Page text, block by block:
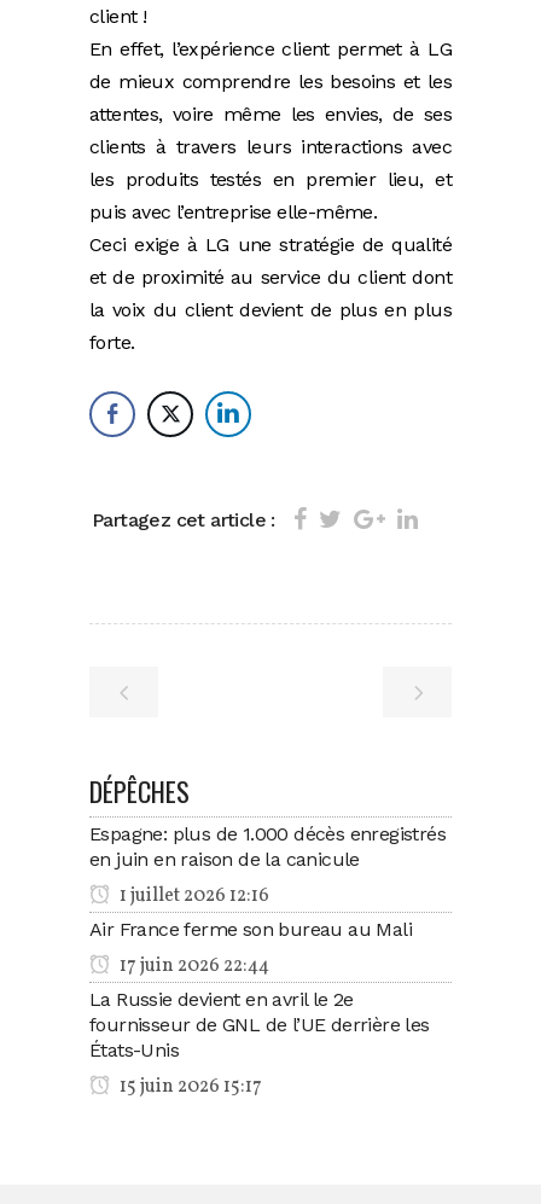
client !
En effet, l’expérience client permet à LG
de mieux comprendre les besoins et les
attentes, voire même les envies, de ses
clients à travers leurs interactions avec
les produits testés en premier lieu, et
puis avec l’entreprise elle-même.
Ceci exige à LG une stratégie de qualité
et de proximité au service du client dont
la voix du client devient de plus en plus
forte.
Partagez cet article :
DÉPÊCHES
Espagne: plus de 1.000 décès enregistrés
en juin en raison de la canicule
1 juillet 2026 12:16
Air France ferme son bureau au Mali
17 juin 2026 22:44
La Russie devient en avril le 2e
fournisseur de GNL de l’UE derrière les
États-Unis
15 juin 2026 15:17